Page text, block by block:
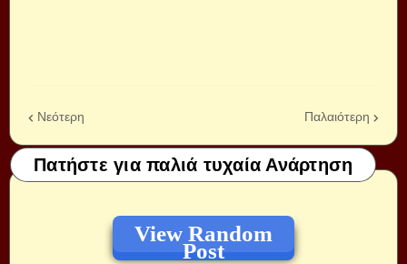
Νεότερη Παλαιότερη
Πατήστε για παλιά τυχαία Ανάρτηση
View Random
Post